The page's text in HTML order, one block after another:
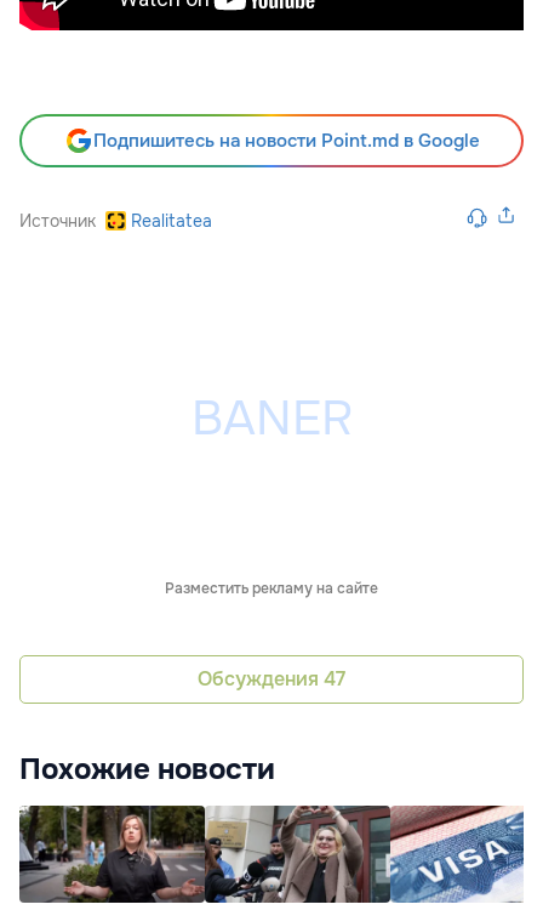
Подпишитесь на новости Point.md в Google
Источник Realitatea
Разместить рекламу на сайте
Обсуждения 47
Похожие новости